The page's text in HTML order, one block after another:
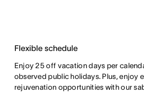
Flexible schedule
Enjoy 25 off vacation days per
observed public holidays. Plus, enjoy
rejuvenation opportunities with our